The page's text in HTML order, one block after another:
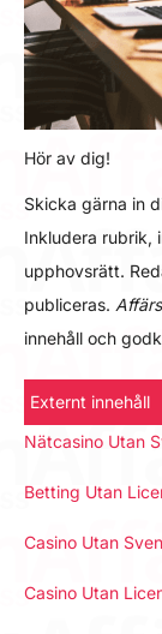
Hör av dig!
Skicka gärna in
Inkludera rubrik,
upphovsrätt.
publiceras.
innehåll och
Externt innehåll
Nätcasino Utan
Betting Utan
Casino Utan
Casino Utan